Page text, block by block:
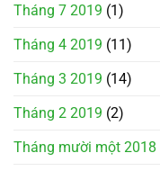
Tháng 7 2019 (1)
Tháng 4 2019 (11)
Tháng 3 2019 (14)
Tháng 2 2019 (2)
Tháng mười một 2018